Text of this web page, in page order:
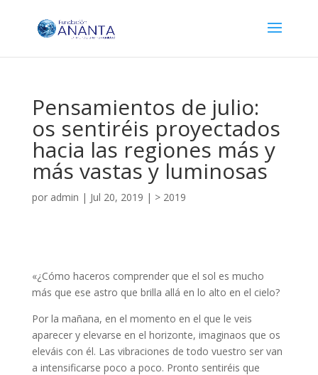
Pensamientos de julio:
os sentiréis proyectados
hacia las regiones más y
más vastas y luminosas
por admin | Jul 20, 2019 | > 2019
«¿Cómo haceros comprender que el sol es mucho
más que ese astro que brilla allá en lo alto en el cielo?
Por la mañana, en el momento en el que le veis
aparecer y elevarse en el horizonte, imaginaos que os
eleváis con él. Las vibraciones de todo vuestro ser van
a intensificarse poco a poco. Pronto sentiréis que